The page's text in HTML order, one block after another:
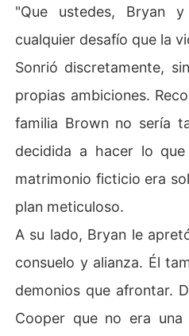
"Que ustedes, Bryan
cualquier desafío que la
Sonrió discretamente,
propias ambiciones.
familia Brown no sería
decidida a hacer lo
matrimonio ficticio era
plan meticuloso.
A su lado, Bryan le
consuelo y alianza. Él
demonios que afrontar.
Cooper que no era una